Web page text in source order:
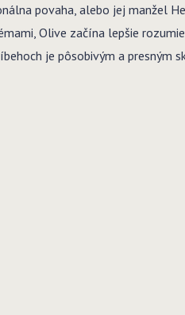
povaha, alebo jej manžel
Olive začína lepšie
je pôsobivým a presným